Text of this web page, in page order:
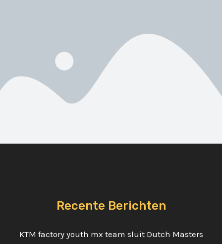
Recente Berichten
KTM factory youth mx team sluit Dutch Masters